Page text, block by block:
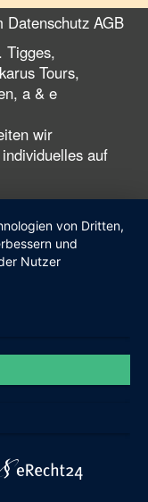
Datenschutz AGB
Tigges,
Tours,
a & e
wir
auf
von Dritten,
und
Nutzer